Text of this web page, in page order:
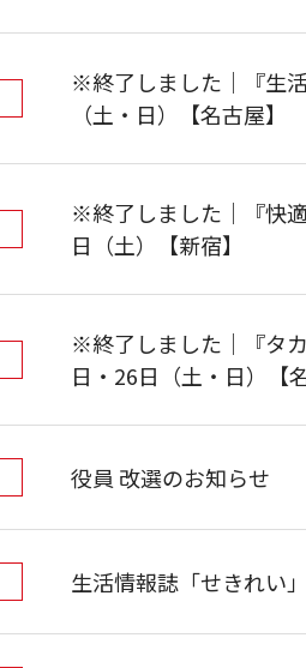
※終了しました｜『生
（土・日）【名古屋】
※終了しました｜『快
日（土）【新宿】
※終了しました｜『タ
日・26日（土・日）【
役員 改選のお知らせ
生活情報誌「せきれい